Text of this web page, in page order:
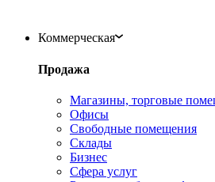
Коммерческая
Продажа
Магазины, торговые
Офисы
Свободные помещения
Склады
Бизнес
Сфера услуг